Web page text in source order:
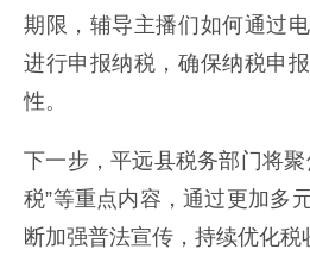
期限，辅导主播们如何通过
进行申报纳税，确保纳税申
性。
下一步，平远县税务部门将
税”等重点内容，通过更加多
断加强普法宣传，持续优化税